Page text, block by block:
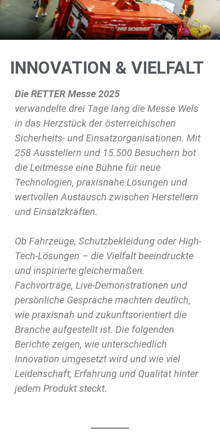
INNOVATION & VIELFALT
Die RETTER Messe 2025
verwandelte drei Tage lang die Messe Wels
in das Herzstück der österreichischen
Sicherheits- und Einsatzorganisationen. Mit
258 Ausstellern und 15.500 Besuchern bot
die Leitmesse eine Bühne für neue
Technologien, praxisnahe Lösungen und
wertvollen Austausch zwischen Herstellern
und Einsatzkräften.
Ob Fahrzeuge, Schutzbekleidung oder High-
Tech-Lösungen – die Vielfalt beeindruckte
und inspirierte gleichermaßen.
Fachvorträge, Live-Demonstrationen und
persönliche Gespräche machten deutlich,
wie praxisnah und zukunftsorientiert die
Branche aufgestellt ist. Die folgenden
Berichte zeigen, wie unterschiedlich
Innovation umgesetzt wird und wie viel
Leidenschaft, Erfahrung und Qualität hinter
jedem Produkt steckt.